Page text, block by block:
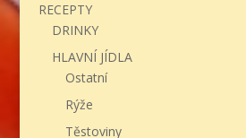
RECEPTY
DRINKY
HLAVNÍ JÍDLA
Ostatní
Rýže
Těstoviny